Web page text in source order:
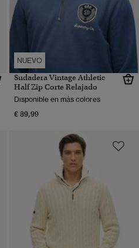
NUEVO
Sudadera Vintage Athletic
Half Zip Corte Relajado
Disponible en más colores
€ 89,99